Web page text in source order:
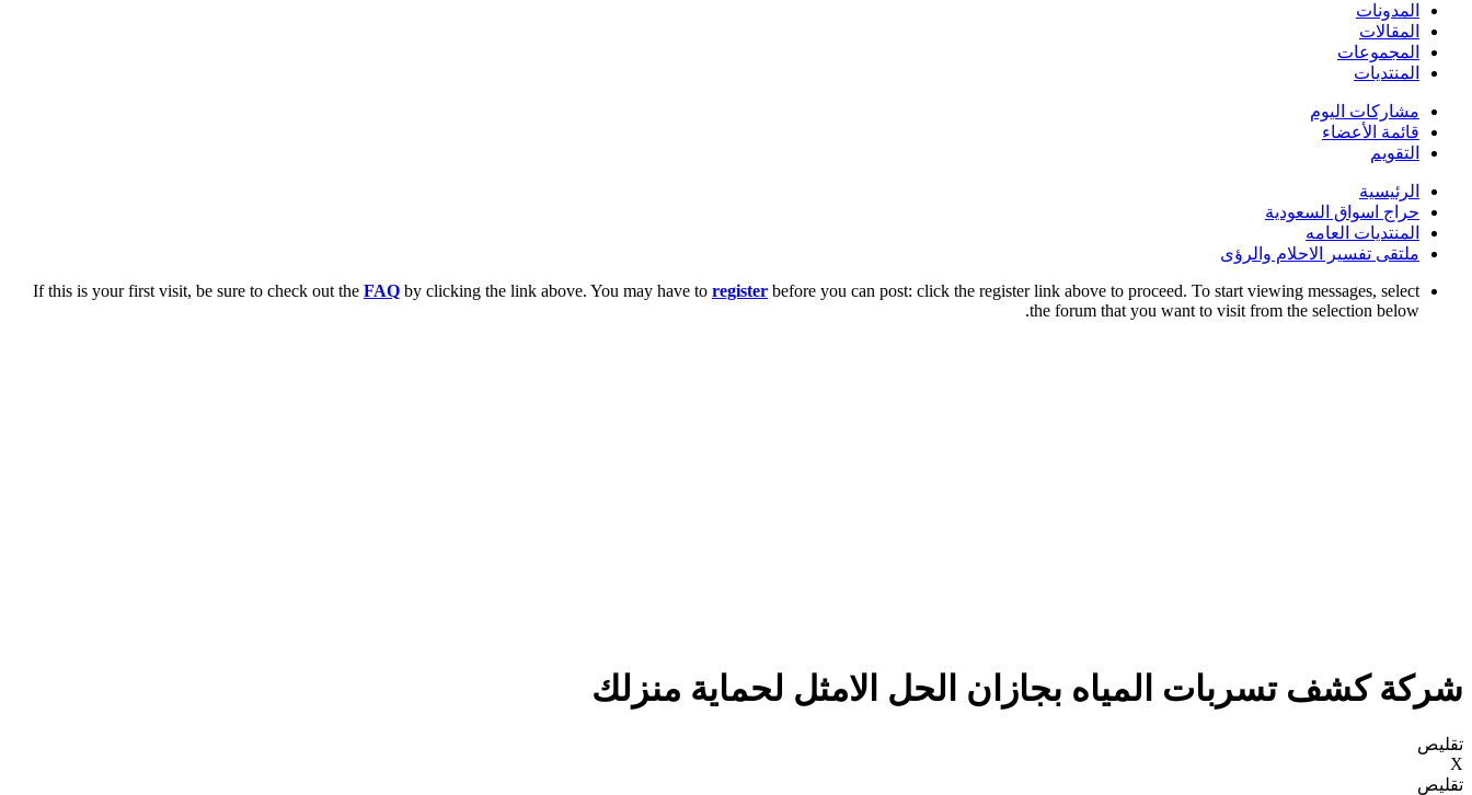
المدونات
المقالات
المجموعات
المنتديات
مشاركات اليوم
قائمة الأعضاء
التقويم
الرئيسية
حراج اسواق السعودية
المنتديات العامه
ملتقى تفسير الاحلام والرؤى
If this is your first visit, be sure to check out the FAQ by clicking the link above. You may have to register before you can post: click the register link above to proceed. To start viewing messages, select
the forum that you want to visit from the selection below.
شركة كشف تسربات المياه بجازان الحل الامثل لحماية منزلك
تقليص
X
تقليص